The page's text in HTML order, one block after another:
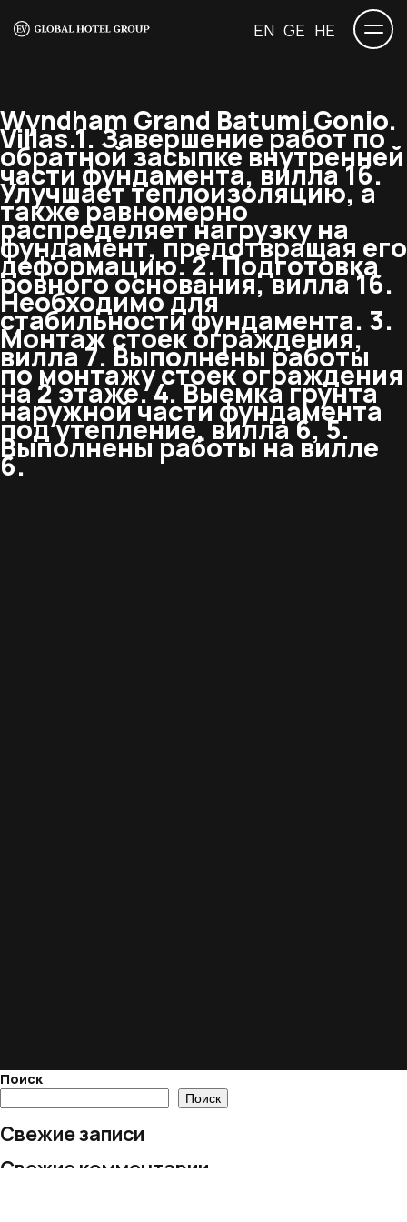
EN GE HE
Wyndham Grand Batumi Gonio.
Villas.1. Завершение работ по
обратной засыпке внутренней
части фундамента, вилла 16.
Улучшает теплоизоляцию, а
также равномерно
распределяет нагрузку на
фундамент, предотвращая его
деформацию. 2. Подготовка
ровного основания, вилла 16.
Необходимо для
стабильности фундамента. 3.
Монтаж стоек ограждения,
вилла 7. Выполнены работы
по монтажу стоек ограждения
на 2 этаже. 4. Выемка грунта
наружной части фундамента
под утепление, вилла 6, 5.
Выполнены работы на вилле
6.
Поиск
Поиск
Свежие записи
Свежие комментарии